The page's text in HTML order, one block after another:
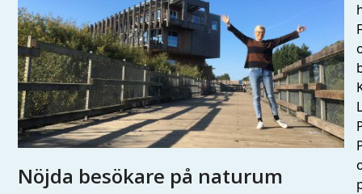
Nöjda besökare på naturum